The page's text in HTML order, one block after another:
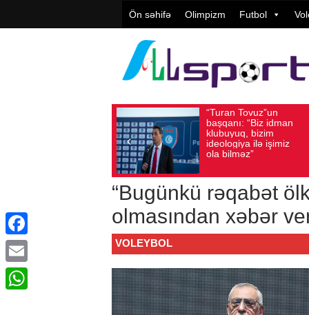
Ön səhifə Olimpizm Futbol
başqanı: “Biz idman
klubuyuq, bizim
ideologiya ilə işimiz
ola bilməz”
Avqust 05, 2026
“Bugünkü rəqabət
olmasından xəbər
VOLEYBOL
Facebook
Email